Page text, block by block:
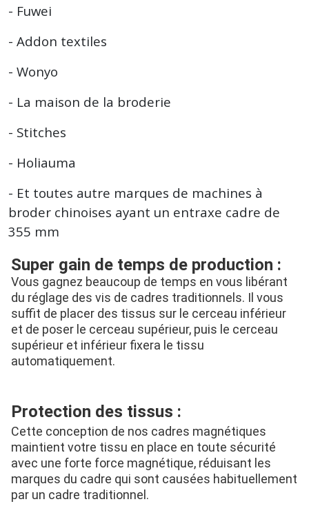
- Fuwei
- Addon textiles
- Wonyo
- La maison de la broderie
- Stitches
- Holiauma
- Et toutes autre marques de machines à
broder chinoises ayant un entraxe cadre de
355 mm
Super gain de temps de production :
Vous gagnez beaucoup de temps en vous libérant
du réglage des vis de cadres traditionnels. Il vous
suffit de placer des tissus sur le cerceau inférieur
et de poser le cerceau supérieur, puis le cerceau
supérieur et inférieur fixera le tissu
automatiquement.
Protection des tissus :
Cette conception de nos cadres magnétiques
maintient votre tissu en place en toute sécurité
avec une forte force magnétique, réduisant les
marques du cadre qui sont causées habituellement
par un cadre traditionnel.